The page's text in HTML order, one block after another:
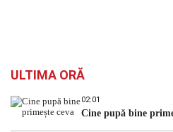
ULTIMA ORĂ
02:01
Cine pupă bine